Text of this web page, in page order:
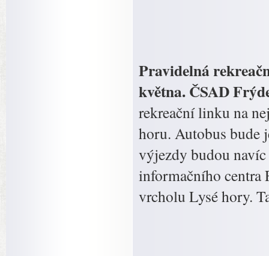
Pravidelná
května. ČSAD
rekreační linku na
horu. Autobus bude
výjezdy budou
informačního centra
vrcholu Lysé hory.